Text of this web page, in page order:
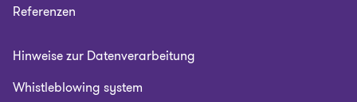
Referenzen
Hinweise zur Datenverarbeitung
Whistleblowing system